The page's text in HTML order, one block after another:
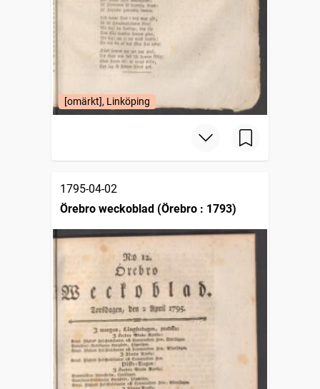
[omärkt], Linköping
1795-04-02
Örebro weckoblad (Örebro : 1793)